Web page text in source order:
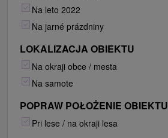
Na leto 2022
Na jarné prázdniny
LOKALIZACJA OBIEKTU
Na okraji obce / mesta
Na samote
POPRAW POŁOŻENIE OBIEKTU
Pri lese / na okraji lesa